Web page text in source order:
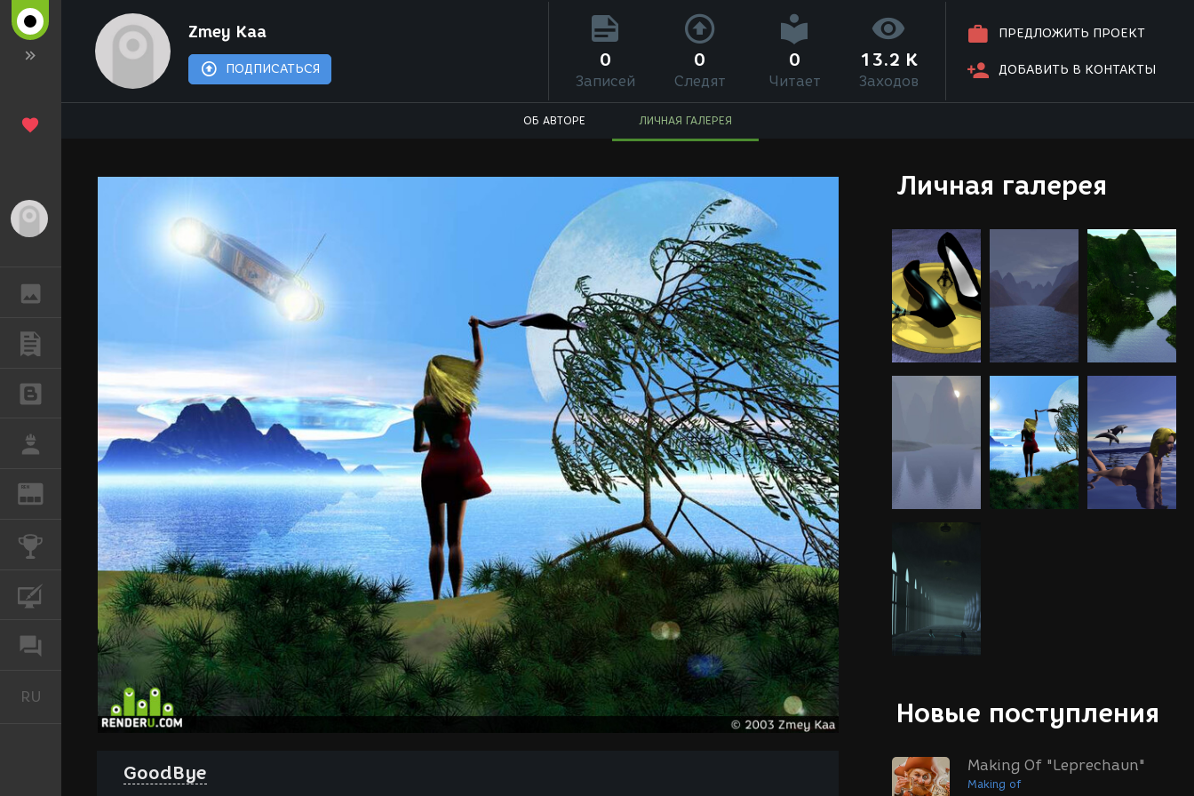
ПУБЛИКАЦИИ
РАБОТА
REN ЖУРНАЛ
КОНКУРСЫ
КУРСЫ
ФОРУМ
RU Русский
Zmey Kaa
ПОДПИСАТЬСЯ
ПРЕДЛОЖИТЬ ПРОЕКТ
ДОБАВИТЬ В КОНТАКТЫ
0
Записей
0
Следят
0
Читает
13.2 K
Заходов
ОБ АВТОРЕ ЛИЧНАЯ ГАЛЕРЕЯ
Личная галерея
Новые поступления
Making Of "Leprechaun"
Making of
GoodBye